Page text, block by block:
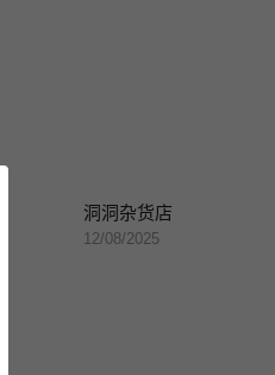
洞洞杂货店
12/08/2025